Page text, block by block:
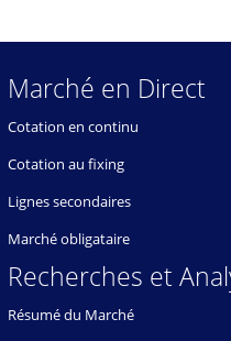
Marché en Direct
Cotation en continu
Cotation au fixing
Lignes secondaires
Marché obligataire
Recherches et
Résumé du Marché